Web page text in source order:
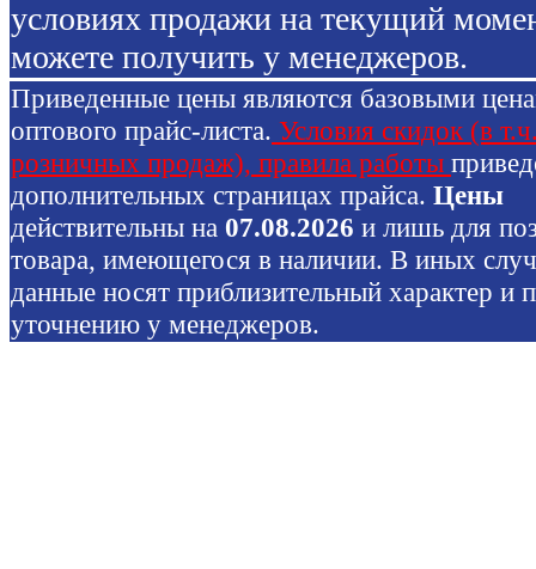
условиях продажи на текущий
можете получить у менеджеров.
Приведенные цены являются базовыми
оптового прайс-листа. Условия скидок (в
розничных продаж), правила работы
дополнительных страницах прайса. Цены
действительны на 07.08.2026 и лишь для
товара, имеющегося в наличии. В иных
данные носят приблизительный характер и
уточнению у менеджеров.